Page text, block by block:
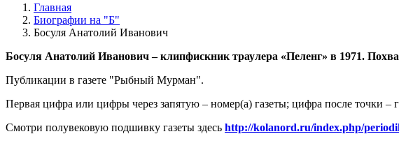
Главная
Биографии на "Б"
Босуля Анатолий Иванович
Босуля Анатолий Иванович – клипфискник траулера «Пеленг» в 1971.
Публикации в газете "Рыбный Мурман".
Первая цифра или цифры через запятую – номер(а) газеты; цифра после точки
Смотри полувековую подшивку газеты здесь http://kolanord.ru/index.php/